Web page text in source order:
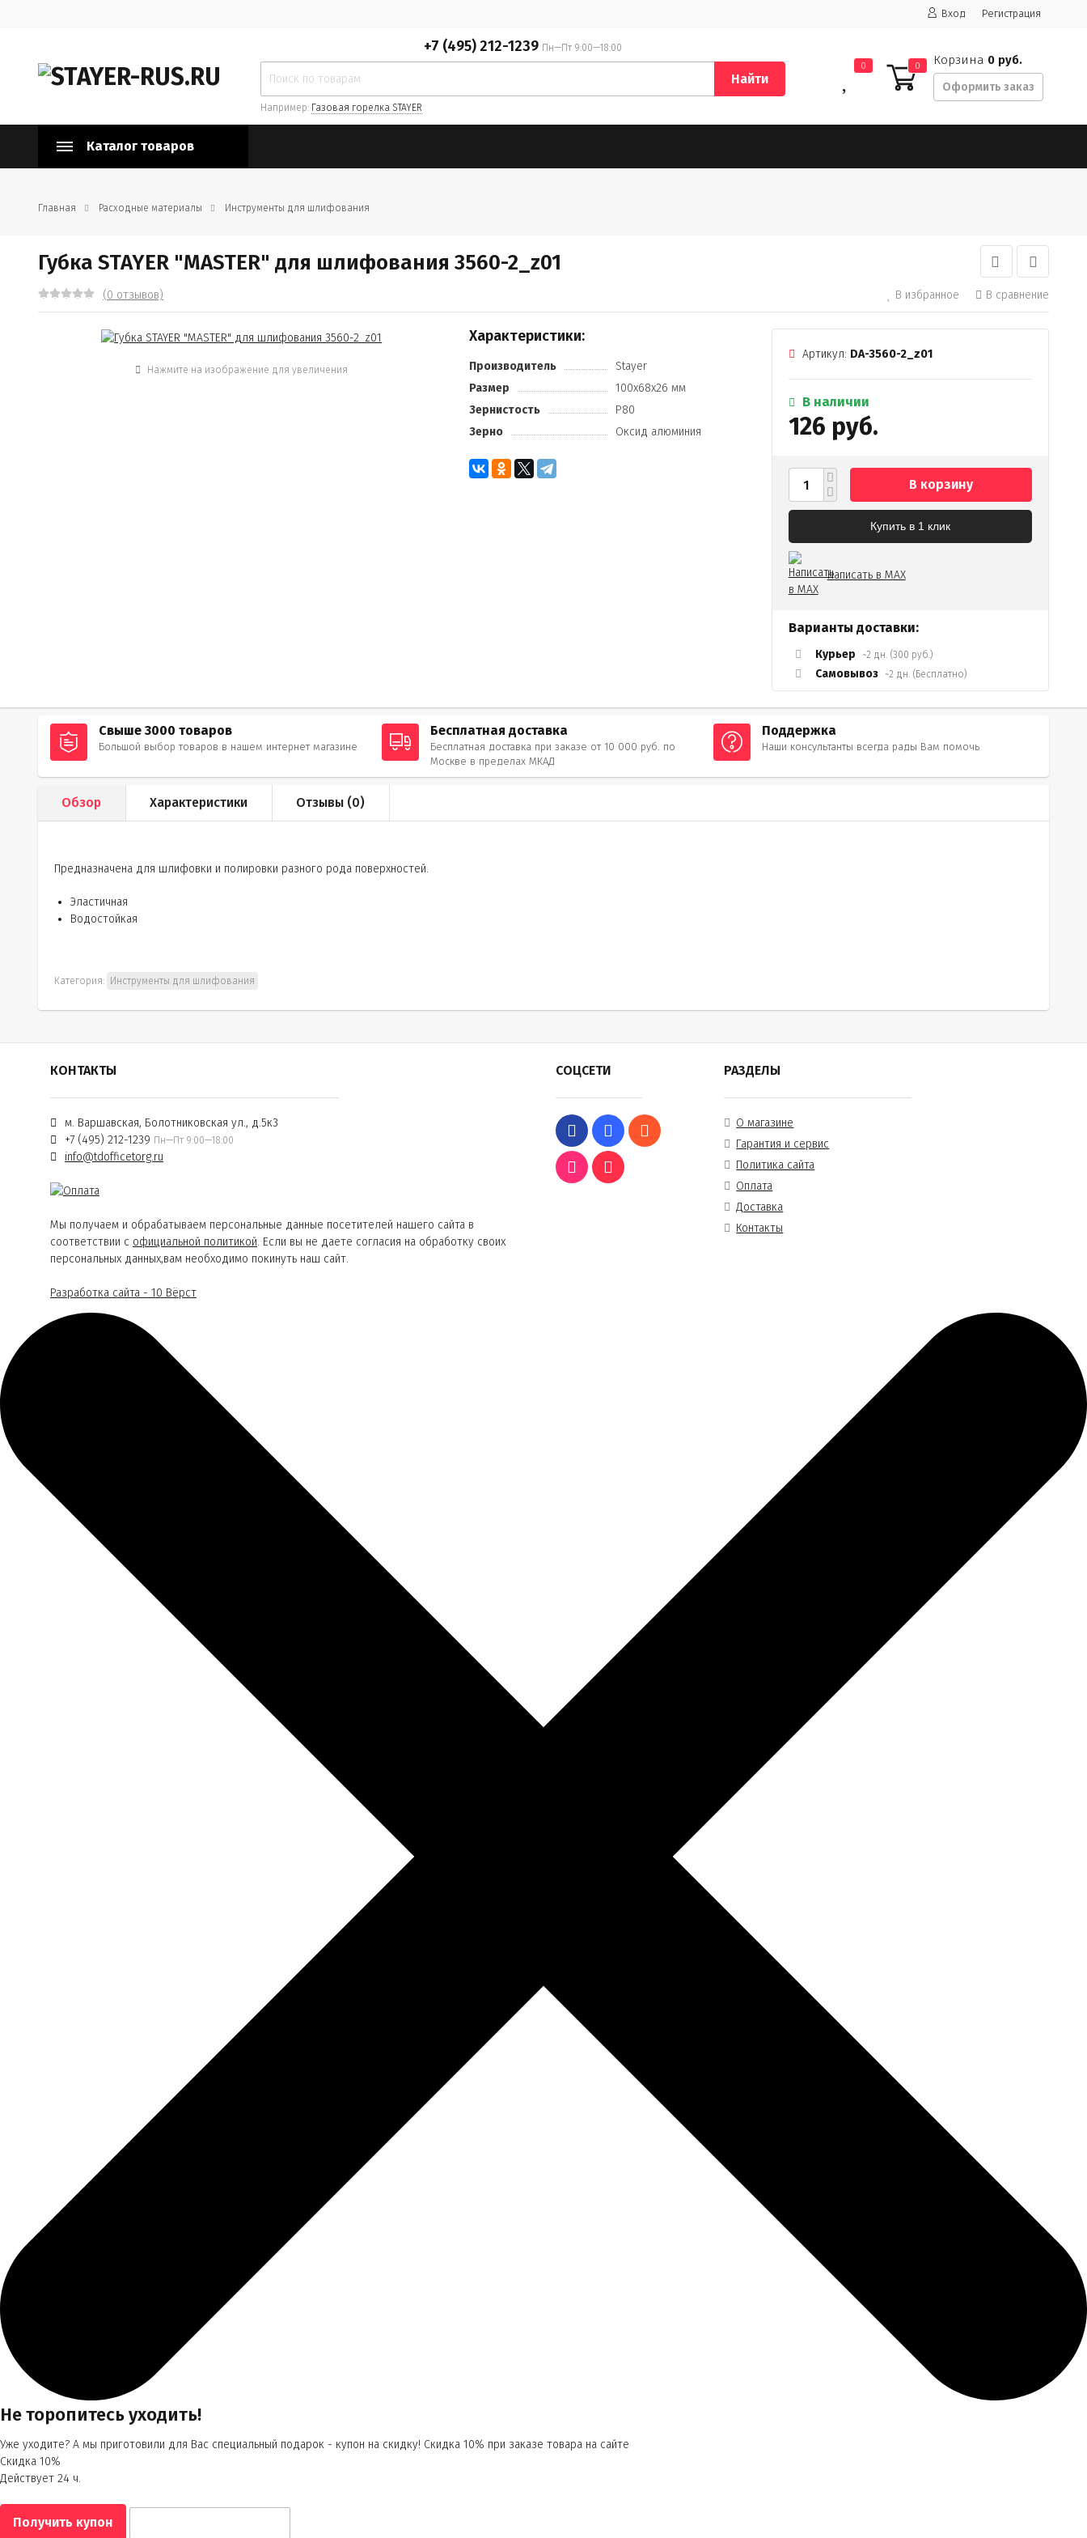
Вход Регистрация
+7 (495) 212-1239 Пн—Пт 9:00—18:00
Найти
Например: Газовая горелка STAYER
0 0 Корзина 0 руб.
Оформить заказ
Каталог товаров
Главная Расходные материалы Инструменты для шлифования
Губка STAYER "MASTER" для шлифования 3560-2_z01
(0 отзывов) В избранное В сравнение
Нажмите на изображение для увеличения
Характеристики:
Производитель
Stayer
Размер
100х68х26 мм
Зернистость
Р80
Зерно
Оксид алюминия
Артикул: DA-3560-2_z01
В наличии
126 руб.
В корзину
Купить в 1 клик
Написать в MAX
Варианты доставки:
Курьер ~2 дн. (300 руб.)
Самовывоз ~2 дн. (Бесплатно)
Свыше 3000 товаров
Большой выбор товаров в нашем интернет магазине
Бесплатная доставка
Бесплатная доставка при заказе от 10 000 руб. по
Москве в пределах МКАД
Поддержка
Наши консультанты всегда рады Вам помочь
Обзор Характеристики Отзывы (0)
Предназначена для шлифовки и полировки разного рода поверхностей.
Эластичная
Водостойкая
Категория: Инструменты для шлифования
КОНТАКТЫ
м. Варшавская, Болотниковская ул., д.5к3
+7 (495) 212-1239 Пн—Пт 9:00—18:00
info@tdofficetorg.ru
Мы получаем и обрабатываем персональные данные посетителей нашего сайта в
соответствии с официальной политикой. Если вы не даете согласия на обработку своих
персональных данных,вам необходимо покинуть наш сайт.
Разработка сайта - 10 Вёрст
СОЦСЕТИ РАЗДЕЛЫ
О магазине
Гарантия и сервис
Политика сайта
Оплата
Доставка
Контакты
Не торопитесь уходить!
Уже уходите? А мы приготовили для Вас специальный подарок - купон на скидку! Скидка 10% при заказе товара на сайте
Скидка 10%
Действует 24 ч.